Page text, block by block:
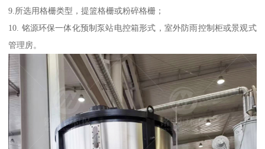
9.所选用格栅类型，提篮格栅或粉碎格栅；
10. 铭源环保一体化预制泵站电控箱形式，室外防雨控制柜或景观式
管理房。